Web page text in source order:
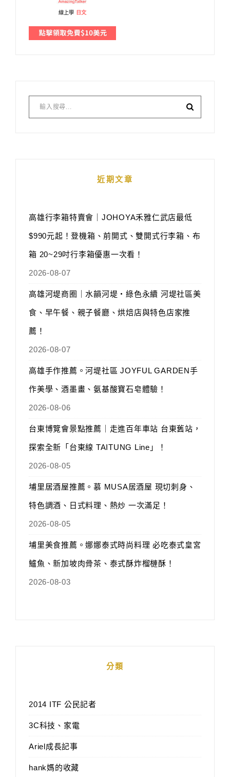
線上學 日文
近期文章
高雄行李箱特賣會｜JOHOYA禾雅仁武店最低
$990元起！登機箱、前開式、雙開式行李箱、布
箱 20~29吋行李箱優惠一次看！
2026-08-07
高雄河堤商圈｜水韻河堤‧綠色永續 河堤社區美
食、早午餐、親子餐廳、烘焙店與特色店家推
薦！
2026-08-07
高雄手作推薦。河堤社區 JOYFUL GARDEN手
作美學、酒墨畫、氨基酸寶石皂體驗！
2026-08-06
台東博覽會景點推薦｜走進百年車站 台東舊站，
探索全新「台東線 TAITUNG Line」！
2026-08-05
埔里居酒屋推薦。慕 MUSA居酒屋 現切刺身、
特色調酒、日式料理、熱炒 一次滿足！
2026-08-05
埔里美食推薦。娜娜泰式時尚料理 必吃泰式皇宮
鱸魚、新加坡肉骨茶、泰式酥炸榴槤酥！
2026-08-03
分類
2014 ITF 公民記者
3C科技、家電
Ariel成長記事
hank媽的收藏